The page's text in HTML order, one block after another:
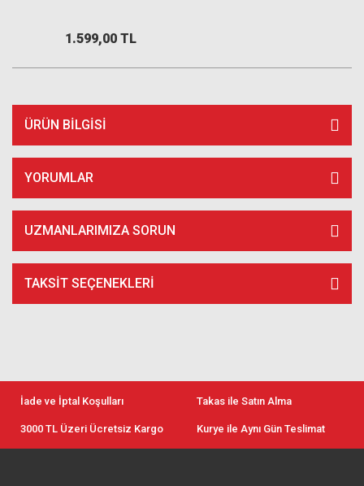
1.599,00 TL
ÜRÜN BILGISI
YORUMLAR
UZMANLARIMIZA SORUN
TAKSIT SEÇENEKLERI
İade ve İptal Koşulları Takas ile Satın Alma
3000 TL Üzeri Ücretsiz Kargo Kurye ile Aynı Gün Teslimat